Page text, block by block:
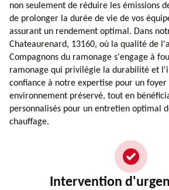
non seulement de réduire les émissions
de prolonger la durée de vie de vos
assurant un rendement optimal. Dans
Chateaurenard, 13160, où la qualité de
Compagnons du ramonage s'engage à
ramonage qui privilégie la durabilité et
confiance à notre expertise pour un foyer
environnement préservé, tout en
personnalisés pour un entretien optimal
chauffage.
Intervention